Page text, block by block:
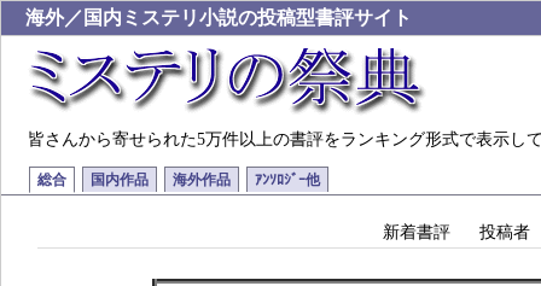
海外／国内ミステリ小説の投稿型書評サイト
皆さんから寄せられた5万件以上の書評をランキング形式で表示し
総合 国内作品 海外作品 ｱﾝｿﾛｼﾞｰ他
新着書評 投稿者